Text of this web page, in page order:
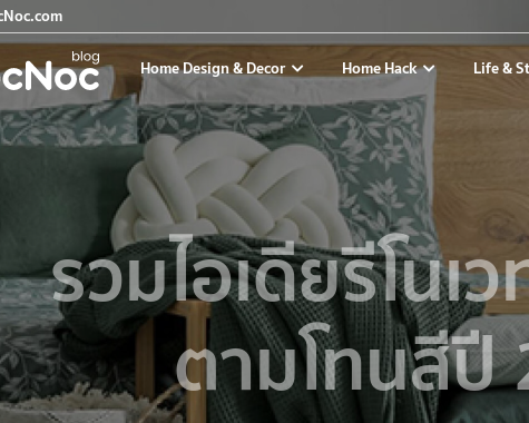
Home Design & Decor Home Hack Life &
รวมไอเดียรีโน
ตามโทนสีปี